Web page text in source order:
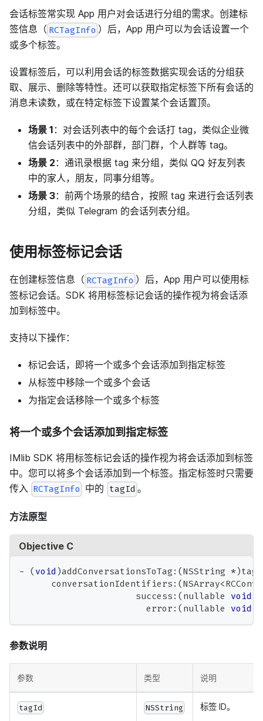
会话标签常实现 App 用户对会话进行分组的需求。创建标
签信息（ RCTagInfo ）后，App 用户可以为会话设置一个
或多个标签。
设置标签后，可以利用会话的标签数据实现会话的分组获
取、展示、删除等特性。还可以获取指定标签下所有会话的
消息未读数，或在特定标签下设置某个会话置顶。
场景 1 ：对会话列表中的每个会话打 tag，类似企业微
信会话列表中的外部群，部门群，个人群等 tag。
场景 2 ：通讯录根据 tag 来分组，类似 QQ 好友列表
中的家人，朋友，同事分组等。
场景 3：前两个场景的结合，按照 tag 来进行会话列表
分组，类似 Telegram 的会话列表分组。
使用标签标记会话
在创建标签信息（ RCTagInfo ）后，App 用户可以使用标
签标记会话。SDK 将用标签标记会话的操作视为将会话添
加到标签中。
支持以下操作：
标记会话，即将一个或多个会话添加到指定标签
从标签中移除一个或多个会话
为指定会话移除一个或多个标签
将一个或多个会话添加到指定标签
IMlib SDK 将用标签标记会话的操作视为将会话添加到标签
中。您可以将多个会话添加到一个标签。指定标签时只需要
传入 RCTagInfo 中的 tagId 。
方法原型
Objective C
- ( void )addConversationsToTag : (NSString *)
      conversationIdentifiers
: (NSArray<
                      success
: ( nullable void
                        error
: ( nullable void
参数说明
参数 类型 说明
tagId NSString 标签 ID。